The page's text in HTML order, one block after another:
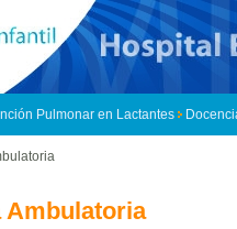
Pulmonar en Lactantes
Ambulatoria